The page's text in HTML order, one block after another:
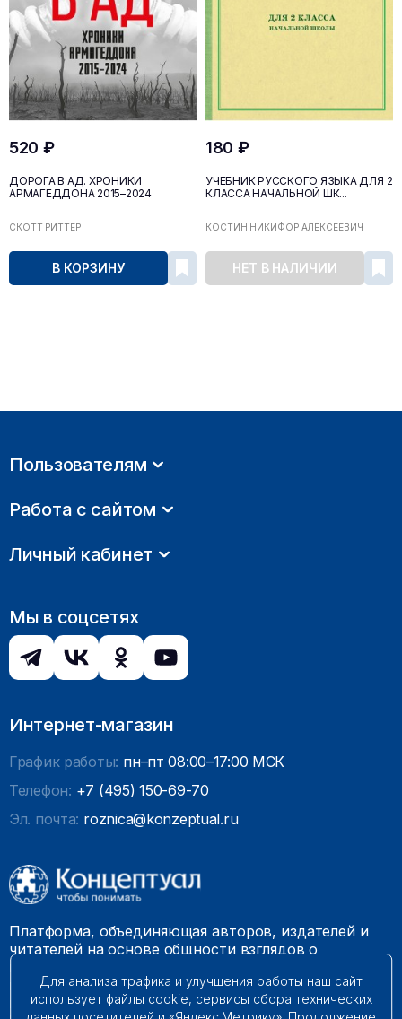
520 ₽
ДОРОГА В АД. ХРОНИКИ
АРМАГЕДДОНА 2015–2024
СКОТТ РИТТЕР
В КОРЗИНУ
180 ₽
УЧЕБНИК РУССКОГО ЯЗЫКА ДЛЯ 2
КЛАССА НАЧАЛЬНОЙ ШК...
КОСТИН НИКИФОР АЛЕКСЕЕВИЧ
НЕТ В НАЛИЧИИ
Пользователям
Работа с сайтом
Личный кабинет
Мы в соцсетях
Интернет-магазин
График работы: пн–пт 08:00–17:00 МСК
Телефон: +7 (495) 150-69-70
Эл. почта: roznica@konzeptual.ru
Платформа, объединяющая авторов, издателей и
читателей на основе общности взглядов о
гармоничного мироустройства. Наши книги можно
встретить на многих книготорговых площадках
Для анализа трафика и улучшения работы наш сайт
использует файлы cookie, сервисы сбора технических